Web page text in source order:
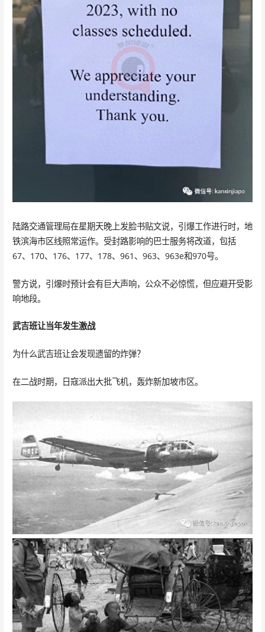
陆路交通管理局在星期天晚上发脸书贴文说，引爆工作进行时，地
铁滨海市区线照常运作。受封路影响的巴士服务将改道，包括
67、170、176、177、178、961、963、963e和970号。
警方说，引爆时预计会有巨大声响，公众不必惊慌，但应避开受影
响地段。
武吉班让当年发生激战
为什么武吉班让会发现遗留的炸弹？
在二战时期，日寇派出大批飞机，轰炸新加坡市区。